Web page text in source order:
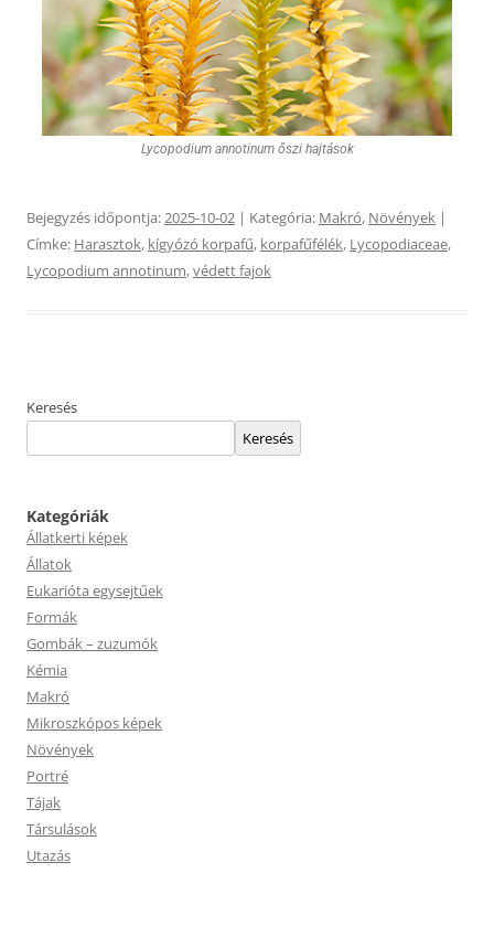
Lycopodium annotinum őszi hajtások
Bejegyzés időpontja: 2025-10-02 | Kategória: Makró, Növények |
Címke: Harasztok, kígyózó korpafű, korpafűfélék, Lycopodiaceae,
Lycopodium annotinum,védett fajok
Keresés
Keresés
Kategóriák
Állatkerti képek
Állatok
Eukarióta egysejtűek
Formák
Gombák – zuzumók
Kémia
Makró
Mikroszkópos képek
Növények
Portré
Tájak
Társulások
Utazás